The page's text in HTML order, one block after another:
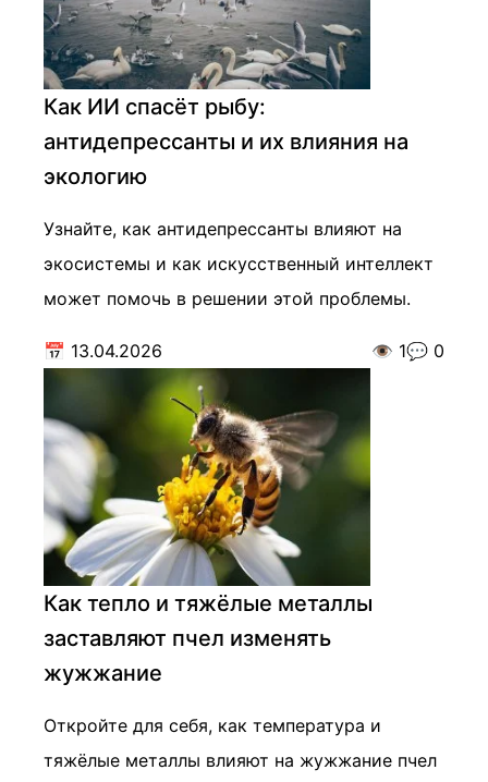
Как ИИ спасёт рыбу:
антидепрессанты и их влияния на
экологию
Узнайте, как антидепрессанты влияют на
экосистемы и как искусственный интеллект
может помочь в решении этой проблемы.
📅 13.04.2026 👁️ 1💬 0
Как тепло и тяжёлые металлы
заставляют пчел изменять
жужжание
Откройте для себя, как температура и
тяжёлые металлы влияют на жужжание пчел